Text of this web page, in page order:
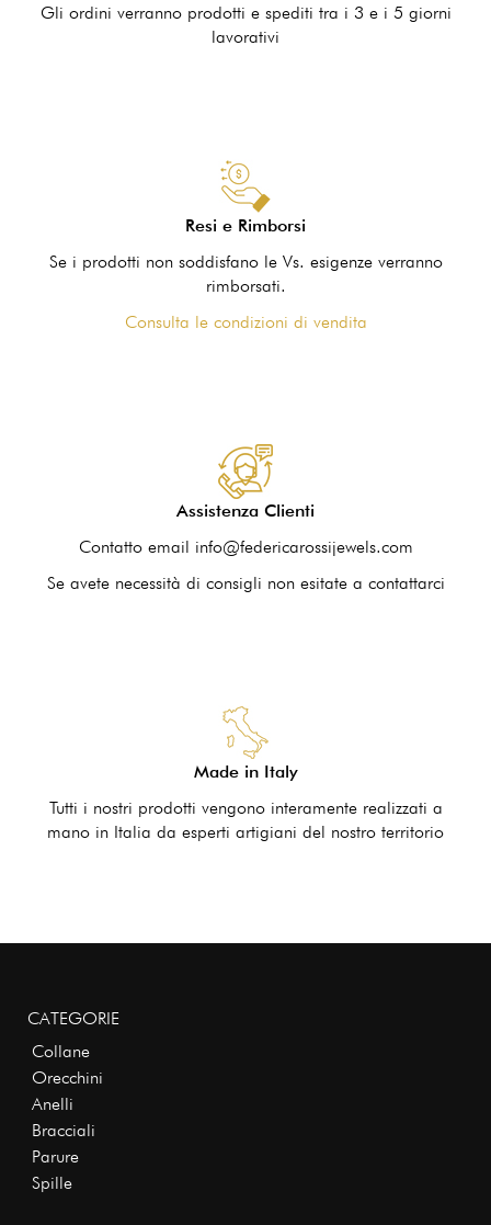
Gli ordini verranno prodotti e spediti tra i 3 e i 5 giorni
lavorativi
Resi e Rimborsi
Se i prodotti non soddisfano le Vs. esigenze verranno
rimborsati.
Consulta le condizioni di vendita
Assistenza Clienti
Contatto email info@federicarossijewels.com
Se avete necessità di consigli non esitate a contattarci
Made in Italy
Tutti i nostri prodotti vengono interamente realizzati a
mano in Italia da esperti artigiani del nostro territorio
CATEGORIE
Collane
Orecchini
Anelli
Bracciali
Parure
Spille